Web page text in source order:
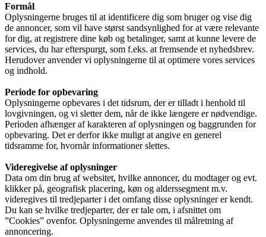
Formål
Oplysningerne bruges til at identificere dig som bruger og vise dig
de annoncer, som vil have størst sandsynlighed for at være relevante
for dig, at registrere dine køb og betalinger, samt at kunne levere de
services, du har efterspurgt, som f.eks. at fremsende et nyhedsbrev.
Herudover anvender vi oplysningerne til at optimere vores services
og indhold.
Periode for opbevaring
Oplysningerne opbevares i det tidsrum, der er tilladt i henhold til
lovgivningen, og vi sletter dem, når de ikke længere er nødvendige.
Perioden afhænger af karakteren af oplysningen og baggrunden for
opbevaring. Det er derfor ikke muligt at angive en generel
tidsramme for, hvornår informationer slettes.
Videregivelse af oplysninger
Data om din brug af websitet, hvilke annoncer, du modtager og evt.
klikker på, geografisk placering, køn og alderssegment m.v.
videregives til tredjeparter i det omfang disse oplysninger er kendt.
Du kan se hvilke tredjeparter, der er tale om, i afsnittet om
”Cookies” ovenfor. Oplysningerne anvendes til målretning af
annoncering.